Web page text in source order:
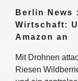
Berlin News
Wirtschaft:
Amazon an
Mit Drohnen
Riesen